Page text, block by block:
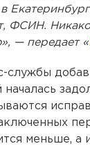
ФСИН.
— передает «
службы
меньше, а